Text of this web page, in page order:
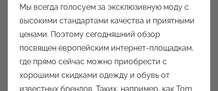
т
о
р
о
м
a
u
Мы всегда голосуем за эксклюзивную моду с
высокими стандартами качества и приятными
ценами. Поэтому сегодняшний обзор
посвящен европейским интернет-площадкам,
где прямо сейчас можно приобрести с
хорошими скидками одежду и обувь от
известных брендов. Таких, например, как Tom